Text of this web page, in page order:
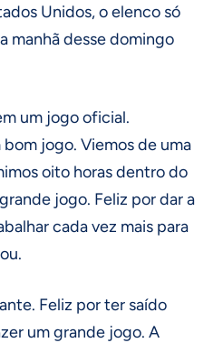
Unidos, o elenco só
manhã desse domingo
um jogo oficial.
jogo. Viemos de uma
oito horas dentro do
jogo. Feliz por dar a
cada vez mais para
Feliz por ter saído
um grande jogo. A